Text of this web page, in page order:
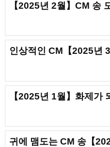
【2025년 2월】CM 송
인상적인 CM【2025년 3
【2025년 1월】화제가
귀에 맴도는 CM 송【